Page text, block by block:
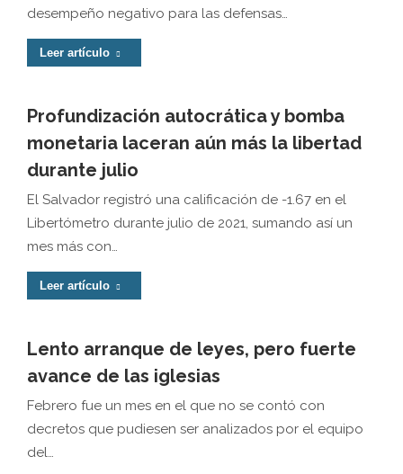
desempeño negativo para las defensas…
Leer artículo
Profundización autocrática y bomba
monetaria laceran aún más la libertad
durante julio
El Salvador registró una calificación de -1.67 en el
Libertómetro durante julio de 2021, sumando así un
mes más con…
Leer artículo
Lento arranque de leyes, pero fuerte
avance de las iglesias
Febrero fue un mes en el que no se contó con
decretos que pudiesen ser analizados por el equipo
del…